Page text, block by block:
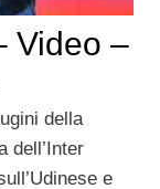
Video –
della
dell’Inter
e